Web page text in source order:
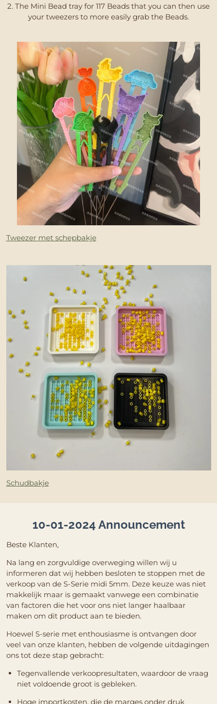
2. The Mini Bead tray for 117 Beads that you can then use
your tweezers to more easily grab the Beads.
Tweezer met schepbakje
Schudbakje
10-01-2024 Announcement
Beste Klanten,
Na lang en zorgvuldige overweging willen wij u
informeren dat wij hebben besloten te stoppen met de
verkoop van de S-Serie midi 5mm. Deze keuze was niet
makkelijk maar is gemaakt vanwege een combinatie
van factoren die het voor ons niet langer haalbaar
maken om dit product aan te bieden.
Hoewel S-serie met enthousiasme is ontvangen door
veel van onze klanten, hebben de volgende uitdagingen
ons tot deze stap gebracht:
Tegenvallende verkoopresultaten, waardoor de vraag
niet voldoende groot is gebleken.
Hoge importkosten, die de marges onder druk